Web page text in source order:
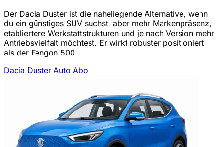
Der Dacia Duster ist die naheliegende Alternative, wenn
du ein günstiges SUV suchst, aber mehr Markenpräsenz,
etabliertere Werkstattstrukturen und je nach Version mehr
Antriebsvielfalt möchtest. Er wirkt robuster positioniert
als der Fengon 500.
Dacia Duster Auto Abo